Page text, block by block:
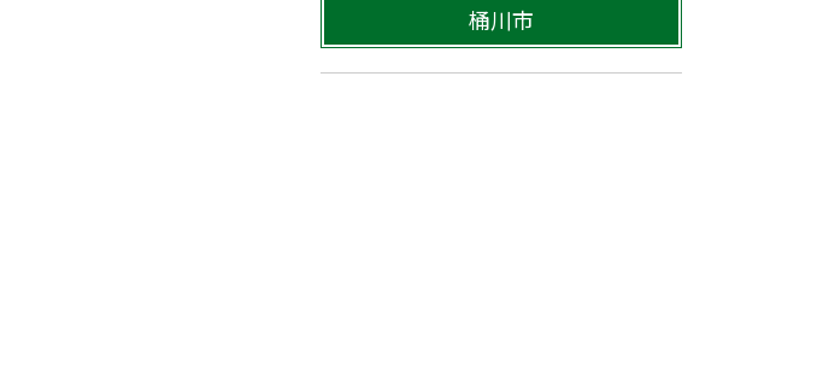
桶川市